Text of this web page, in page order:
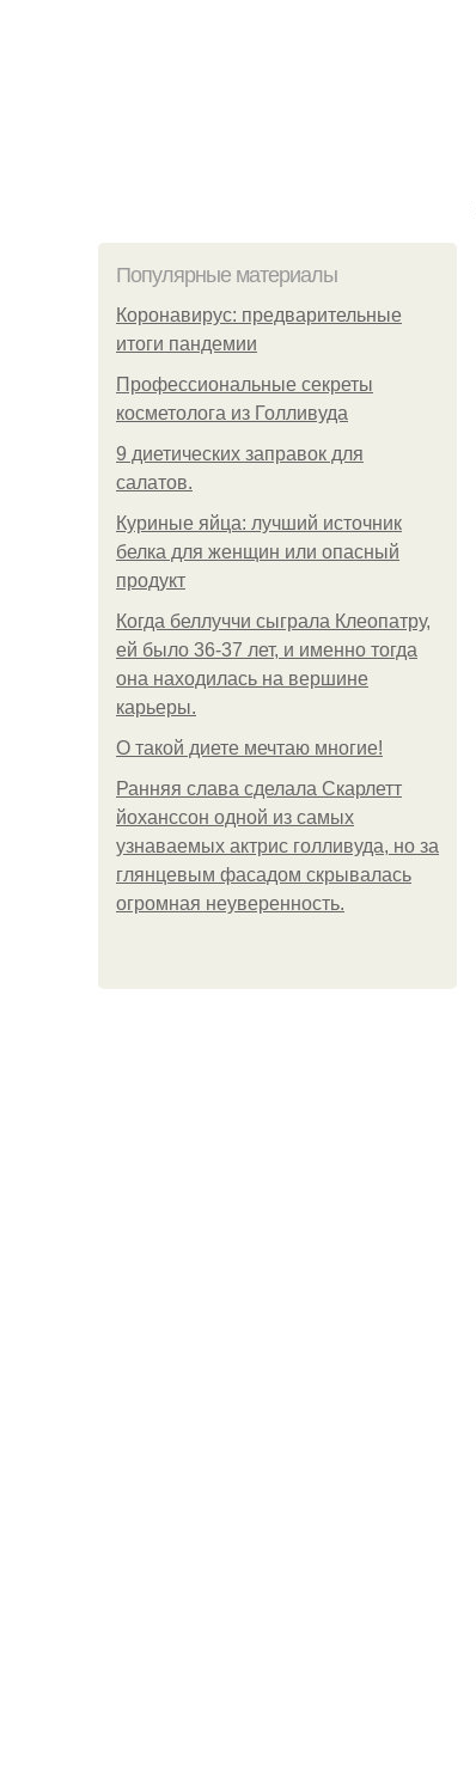
Популярные материалы
Коронавирус: предварительные
итоги пандемии
Профессиональные секреты
косметолога из Голливуда
9 диетических заправок для
салатов.
Куриные яйца: лучший источник
белка для женщин или опасный
продукт
Когда беллуччи сыграла Клеопатру,
ей было 36-37 лет, и именно тогда
она находилась на вершине
карьеры.
О такой диете мечтаю многие!
Ранняя слава сделала Скарлетт
йоханссон одной из самых
узнаваемых актрис голливуда, но за
глянцевым фасадом скрывалась
огромная неуверенность.